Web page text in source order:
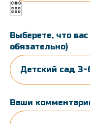
Выберете, что
обязательно)
Ваши